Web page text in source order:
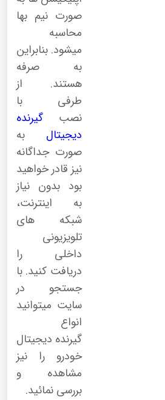
صورت نیم بها
محاسبه
میشود. بنابراین
به صرفه
هستند. از
طرفی با
نصب گیرنده
دیجیتال به
صورت جداگانه
نیز قادر خواهید
بود بدون نیاز
به اینترنت،
شبکه های
تلویزیونی
داخلی را
دریافت کنید. با
جستجو در
سایت میتوانید
انواع
گیرنده دیجیتال
خودرو را نیز
مشاهده و
بررسی نمائید.